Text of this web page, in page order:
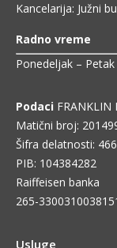
new
window
new new
Kancelarija: Južni
Radno vreme
Ponedeljak –
Podaci FRANKLIN
Matični broj:
Šifra delatnosti:
PIB: 104384282
Raiffeisen banka
265-
Usluge